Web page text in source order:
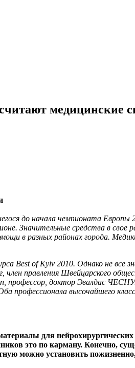
медицинские
до начала чемпионата Европы
Значительные средства в свое
в разных районах города.
Best of Kyiv 2010. Однако не все
правления Швейцарского
профессор, доктор Эвалдас
профессионала высочайшего
для
это по карману. Конечно,
можно установить